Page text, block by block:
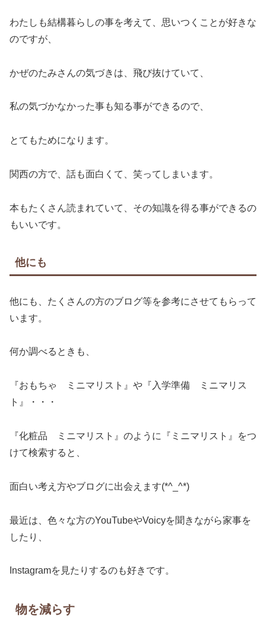
わたしも結構暮らしの事を考えて、思いつくことが好きな
のですが、
かぜのたみさんの気づきは、飛び抜けていて、
私の気づかなかった事も知る事ができるので、
とてもためになります。
関西の方で、話も面白くて、笑ってしまいます。
本もたくさん読まれていて、その知識を得る事ができるの
もいいです。
他にも
他にも、たくさんの方のブログ等を参考にさせてもらって
います。
何か調べるときも、
『おもちゃ ミニマリスト』や『入学準備 ミニマリス
ト』・・・
『化粧品 ミニマリスト』のように『ミニマリスト』をつ
けて検索すると、
面白い考え方やブログに出会えます(*^_^*)
最近は、色々な方のYouTubeやVoicyを聞きながら家事を
したり、
Instagramを見たりするのも好きです。
物を減らす